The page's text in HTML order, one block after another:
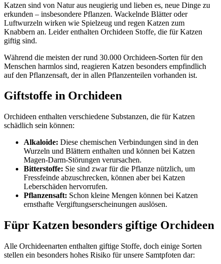
Katzen sind von Natur aus neugierig und lieben es, neue Dinge zu
erkunden – insbesondere Pflanzen. Wackelnde Blätter oder
Luftwurzeln wirken wie Spielzeug und regen Katzen zum
Knabbern an. Leider enthalten Orchideen Stoffe, die für Katzen
giftig sind.
Während die meisten der rund 30.000 Orchideen-Sorten für den
Menschen harmlos sind, reagieren Katzen besonders empfindlich
auf den Pflanzensaft, der in allen Pflanzenteilen vorhanden ist.
Giftstoffe in Orchideen
Orchideen enthalten verschiedene Substanzen, die für Katzen
schädlich sein können:
Alkaloide: Diese chemischen Verbindungen sind in den
Wurzeln und Blättern enthalten und können bei Katzen
Magen-Darm-Störungen verursachen.
Bitterstoffe: Sie sind zwar für die Pflanze nützlich, um
Fressfeinde abzuschrecken, können aber bei Katzen
Leberschäden hervorrufen.
Pflanzensaft: Schon kleine Mengen können bei Katzen
ernsthafte Vergiftungserscheinungen auslösen.
Füpr Katzen besonders giftige Orchideen
Alle Orchideenarten enthalten giftige Stoffe, doch einige Sorten
stellen ein besonders hohes Risiko für unsere Samtpfoten dar: